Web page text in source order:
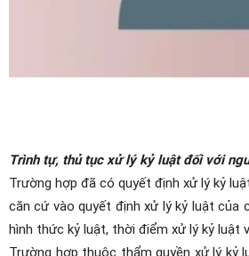
Trình tự, thủ tục xử lý kỷ luật đối với
Trường hợp đã có quyết định xử lý kỷ
căn cứ vào quyết định xử lý kỷ luật
hình thức kỷ luật, thời điểm xử lý kỷ luật
Trường hợp thuộc thẩm quyền xử lý kỷ